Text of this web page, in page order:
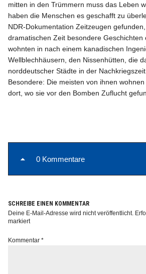
Elbeflirt
Unser Team
mitten in den Trümmern muss das Leben
haben die Menschen es geschafft zu
NDR-Dokumentation Zeitzeugen
dramatischen Zeit besondere Geschichten
wohnten in nach einem kanadischen
Wellblechhäusern, den Nissenhütten, die
norddeutscher Städte in der
Besondere: Die meisten von ihnen
dort, wo sie vor den Bomben Zuflucht
0 Kommentare
SCHREIBE EINEN KOMMENTAR
Deine E-Mail-Adresse wird nicht veröffentlicht.
markiert
Kommentar*